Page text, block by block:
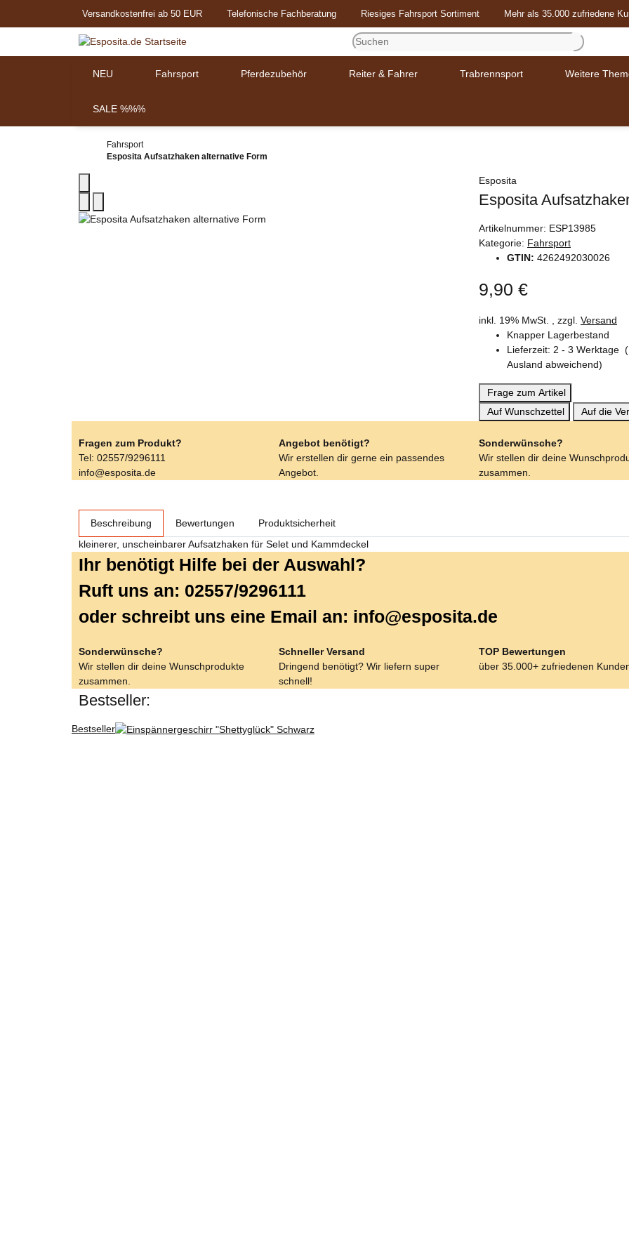
Versandkostenfrei ab 50 EUR Telefonische Fachberatung Riesiges Fahrsport Sortiment Mehr als 35.000 zufriedene
NEU Fahrsport Pferdezubehör Reiter & Fahrer Trabrennsport Weitere
SALE %%%
Fahrsport
Esposita Aufsatzhaken alternative Form
Esposita
Esposita
Artikelnummer: ESP13985
Kategorie: Fahrsport
GTIN: 4262492030026
9,90 €
inkl. 19% MwSt. , zzgl. Versand
Knapper Lagerbestand
Lieferzeit: 2 - 3 Werktage
Ausland abweichend)
Frage zum Artikel
Auf Wunschzettel
Auf die
Fragen zum Produkt?
Tel: 02557/9296111
info@esposita.de
Angebot benötigt?
Wir erstellen dir gerne ein passendes
Angebot.
Sonderwünsche?
Wir stellen dir deine
zusammen.
Beschreibung Bewertungen
Produktsicherheit
kleinerer, unscheinbarer Aufsatzhaken für Selet und Kammdeckel
Ihr benötigt Hilfe bei der Auswahl?
Ruft uns an: 02557/9296111
oder schreibt uns eine Email an: info@esposita.de
Sonderwünsche?
Wir stellen dir deine Wunschprodukte
zusammen.
Schneller Versand
Dringend benötigt? Wir liefern super
schnell!
TOP Bewertungen
über 35.000+ zufriedenen
Bestseller:
Bestseller